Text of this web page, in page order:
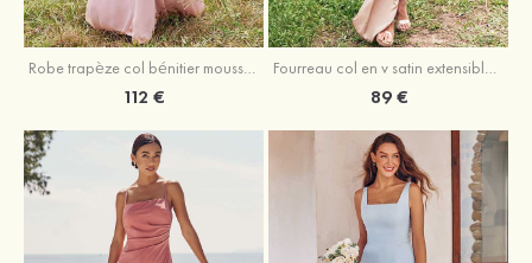
Robe trapèze col bénitier mousseline ras du sol robe de demoiselle d'honneur
112 €
Fourreau col en v satin extensible asymétrique robe de demoiselle d'honneur
89 €